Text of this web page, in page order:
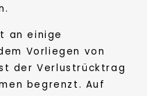
an einige
Vorliegen von
der Verlustrücktrag
begrenzt. Auf